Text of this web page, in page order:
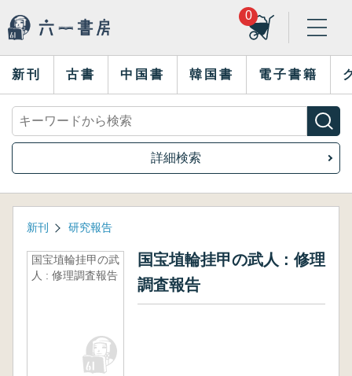
0
新刊 古書 中国書 韓国書 電子書籍
詳細検索
新刊 研究報告
国宝埴輪挂甲の武
人 : 修理調査報告
国宝埴輪挂甲の武人 : 修理
調査報告